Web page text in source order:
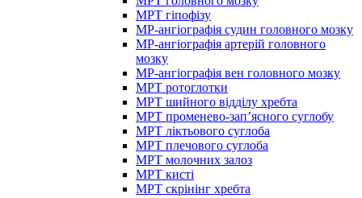
МРТ гіпофізу
МР-ангіографія судин головного мозку
МР-ангіографія артерій головного
мозку
МР-ангіографія вен головного мозку
МРТ ротоглотки
МРТ шийного відділу хребта
МРТ променево-зап’ясного суглобу
МРТ ліктьового суглоба
МРТ плечового суглоба
МРТ молочних залоз
МРТ кисті
МРТ скрінінг хребта